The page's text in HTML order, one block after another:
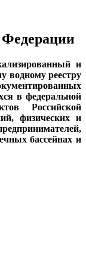
Федерации
и
водному реестру
в федеральной
Российской
физических и
бассейнах и